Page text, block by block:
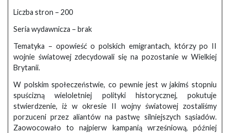
Liczba stron – 200
Seria wydawnicza – brak
Tematyka – opowieść o polskich emigrantach, którzy po II
wojnie światowej zdecydowali się na pozostanie w Wielkiej
Brytanii.
W polskim społeczeństwie, co pewnie jest w jakimś stopniu
spuścizną wieloletniej polityki historycznej, pokutuje
stwierdzenie, iż w okresie II wojny światowej zostaliśmy
porzuceni przez aliantów na pastwę silniejszych sąsiadów.
Zaowocowało to najpierw kampanią wrześniową, później